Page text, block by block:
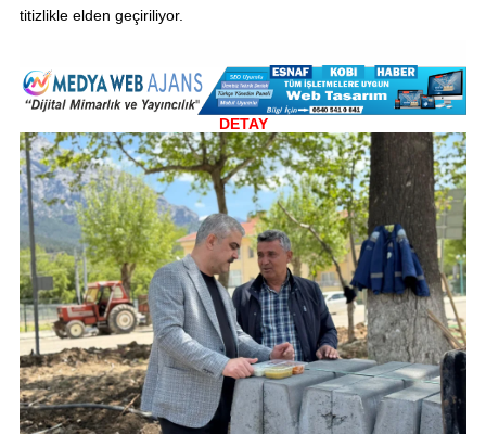
titizlikle elden geçiriliyor.
DETAY